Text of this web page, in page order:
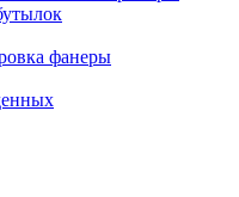
фанеры